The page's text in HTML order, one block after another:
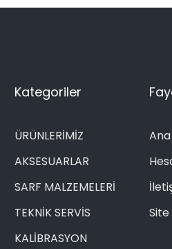
Kategoriler
ÜRÜNLERİMİZ
AKSESUARLAR
SARF MALZEMELERİ
TEKNİK SERVİS
KALİBRASYON
Site